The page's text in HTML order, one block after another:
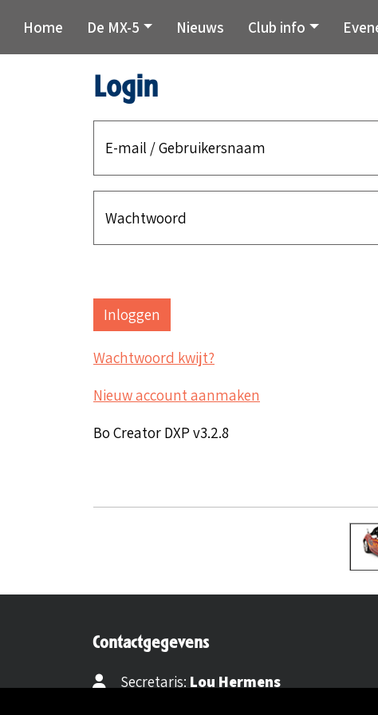
Home De MX-5 Nieuws Club info
Login
E-mail / Gebruikersnaam
Wachtwoord
Wachtwoord kwijt?
Nieuw account aanmaken
Bo Creator DXP v3.2.8
Contactgegevens
Secretaris: Lou Hermens